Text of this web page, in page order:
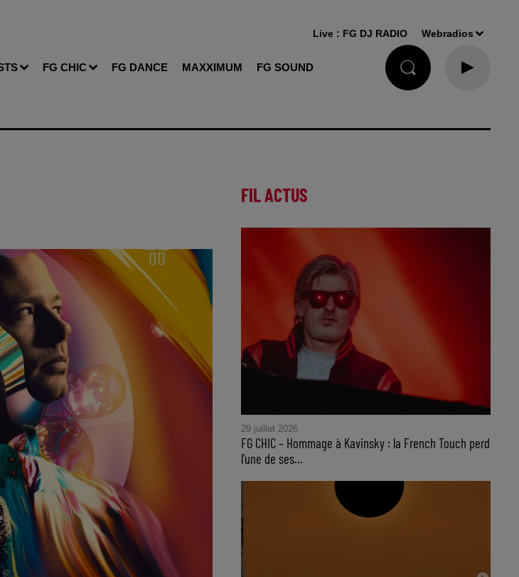
FG CHIC FG DANCE MAXXIMUM FG SOUND
Live : FG DJ RADIO Webradios
FIL ACTUS
29 juillet 2026
FG CHIC – Hommage à Kavinsky : la French Touch perd
l'une de ses...